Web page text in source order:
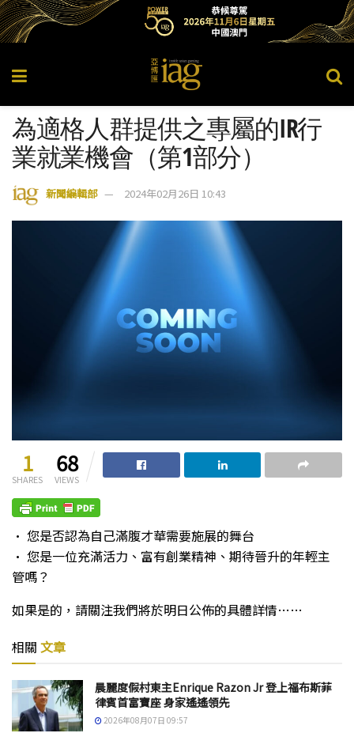
為適格人群提供之專屬的IR行
業就業機會（第1部分）
新聞編輯部 2024年02月26日 10:43
1
SHARES
68
VIEWS
• 您是否認為自己滿腹才華需要施展的舞台
• 您是一位充滿活力、富有創業精神、期待晉升的年輕主
管嗎？
如果是的，請關注我們將於明日公佈的具體詳情……
相關 文章
晨麗度假村東主Enrique Razon Jr 登上福布斯菲
律賓首富寶座 身家遙遙領先
2026年08月07日 09:57